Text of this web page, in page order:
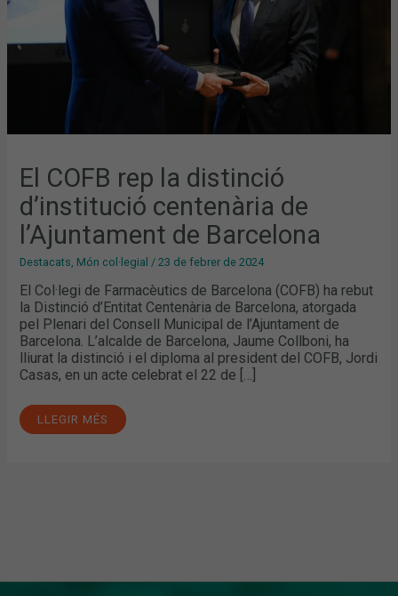
El COFB rep la distinció
d’institució centenària de
l’Ajuntament de Barcelona
Destacats, Món col·legial /23 de febrer de 2024
El Col·legi de Farmacèutics de Barcelona (COFB) ha rebut
la Distinció d’Entitat Centenària de Barcelona, atorgada
pel Plenari del Consell Municipal de l’Ajuntament de
Barcelona. L’alcalde de Barcelona, Jaume Collboni, ha
lliurat la distinció i el diploma al president del COFB, Jordi
Casas, en un acte celebrat el 22 de […]
LLEGIR MÉS